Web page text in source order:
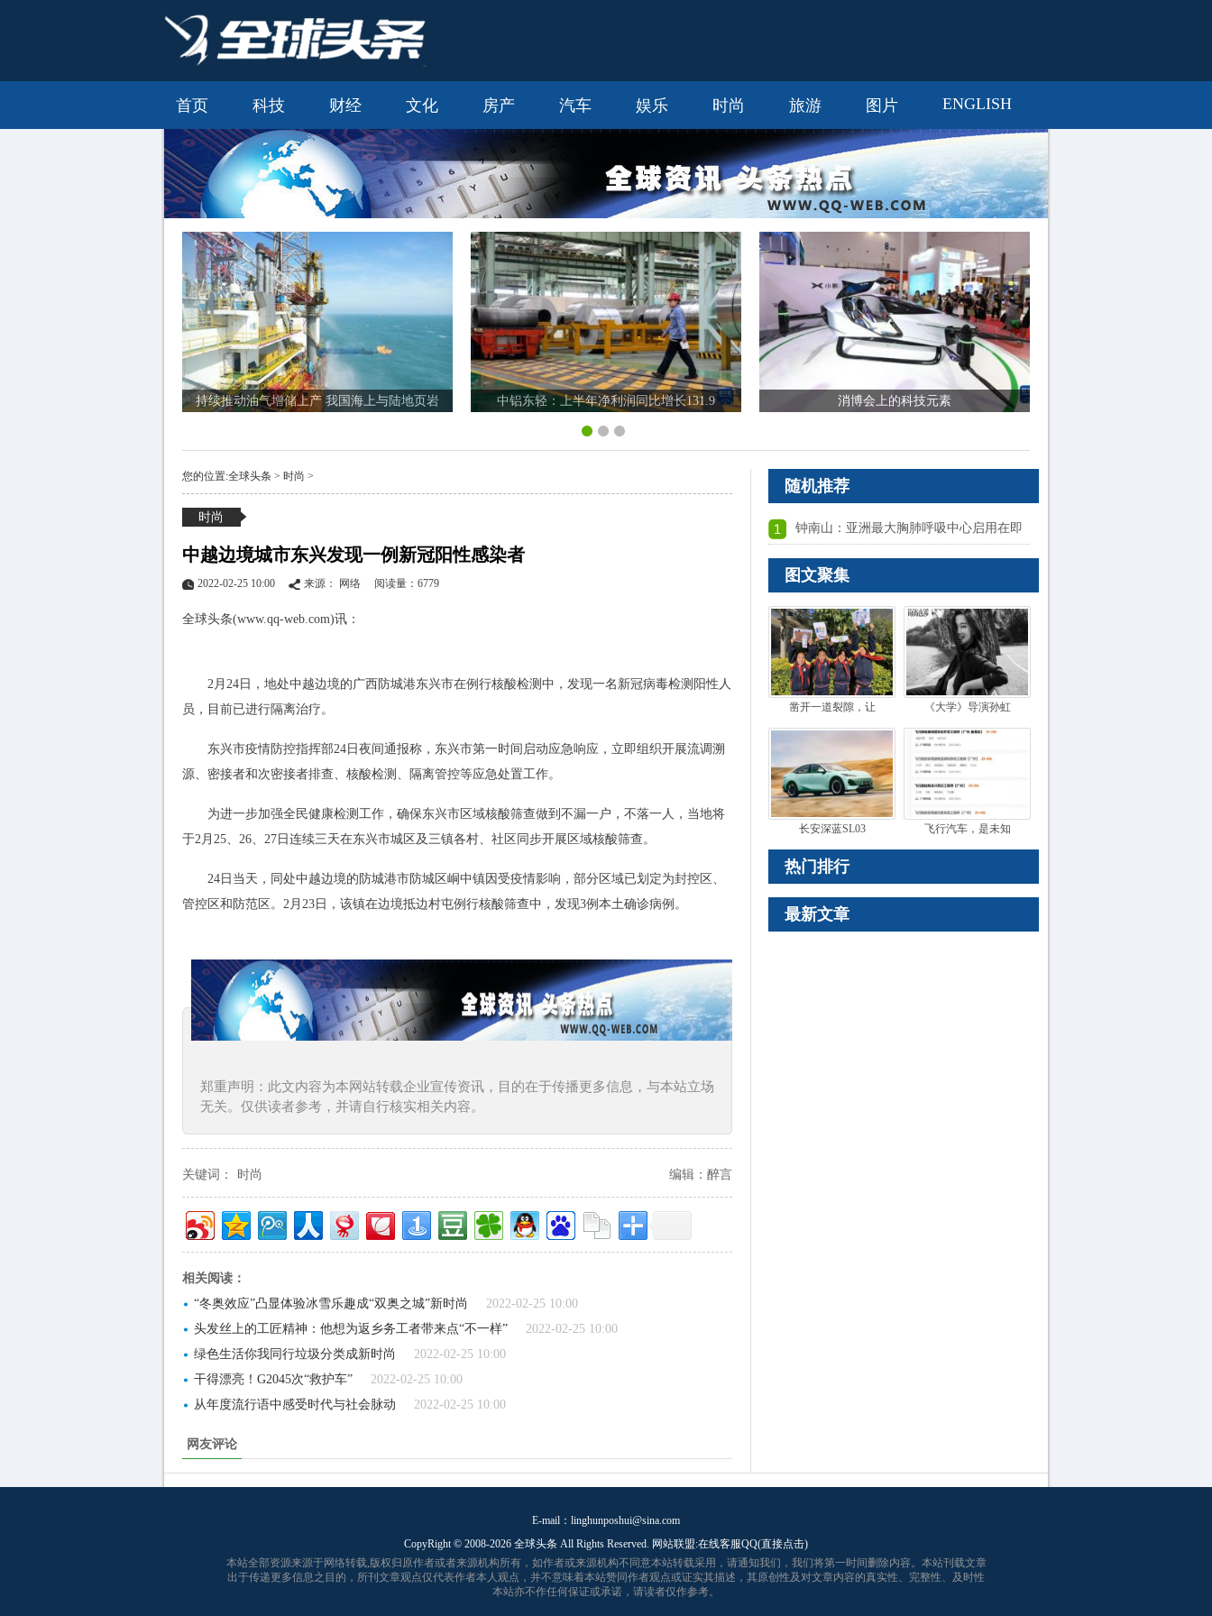
首页 科技 财经 文化 房产 汽车 娱乐 时尚 旅游 图片 ENGLISH
持续推动油气增储上产 我国海上与陆地页岩 中铝东轻：上半年净利润同比增长131.9 消博会上的科技元素
您的位置:全球头条 > 时尚 >
时尚
中越边境城市东兴发现一例新冠阳性感染者
2022-02-25 10:00 来源： 网络 阅读量：6779
全球头条(www.qq-web.com)讯：
2月24日，地处中越边境的广西防城港东兴市在例行核酸检测中，发现一名新冠病毒检测阳性人
员，目前已进行隔离治疗。
东兴市疫情防控指挥部24日夜间通报称，东兴市第一时间启动应急响应，立即组织开展流调溯
源、密接者和次密接者排查、核酸检测、隔离管控等应急处置工作。
为进一步加强全民健康检测工作，确保东兴市区域核酸筛查做到不漏一户，不落一人，当地将
于2月25、26、27日连续三天在东兴市城区及三镇各村、社区同步开展区域核酸筛查。
24日当天，同处中越边境的防城港市防城区峒中镇因受疫情影响，部分区域已划定为封控区、
管控区和防范区。2月23日，该镇在边境抵边村屯例行核酸筛查中，发现3例本土确诊病例。
郑重声明：此文内容为本网站转载企业宣传资讯，目的在于传播更多信息，与本站立场
无关。仅供读者参考，并请自行核实相关内容。
编辑：醉言
关键词： 时尚
相关阅读：
“冬奥效应”凸显体验冰雪乐趣成“双奥之城”新时尚
2022-02-25 10:00
头发丝上的工匠精神：他想为返乡务工者带来点“不一样”
2022-02-25 10:00
绿色生活你我同行垃圾分类成新时尚
2022-02-25 10:00
干得漂亮！G2045次“救护车”
2022-02-25 10:00
从年度流行语中感受时代与社会脉动
2022-02-25 10:00
网友评论
随机推荐
钟南山：亚洲最大胸肺呼吸中心启用在即
图文聚集
凿开一道裂隙，让 《大学》导演孙虹
长安深蓝SL03 飞行汽车，是未知
热门排行
最新文章
E-mail：linghunposhui@sina.com
CopyRight © 2008-2026 全球头条 All Rights Reserved. 网站联盟:在线客服QQ(直接点击)
本站全部资源来源于网络转载,版权归原作者或者来源机构所有，如作者或来源机构不同意本站转载采用，请通知我们，我们将第一时间删除内容。本站刊载文章
出于传递更多信息之目的，所刊文章观点仅代表作者本人观点，并不意味着本站赞同作者观点或证实其描述，其原创性及对文章内容的真实性、完整性、及时性
本站亦不作任何保证或承诺，请读者仅作参考。